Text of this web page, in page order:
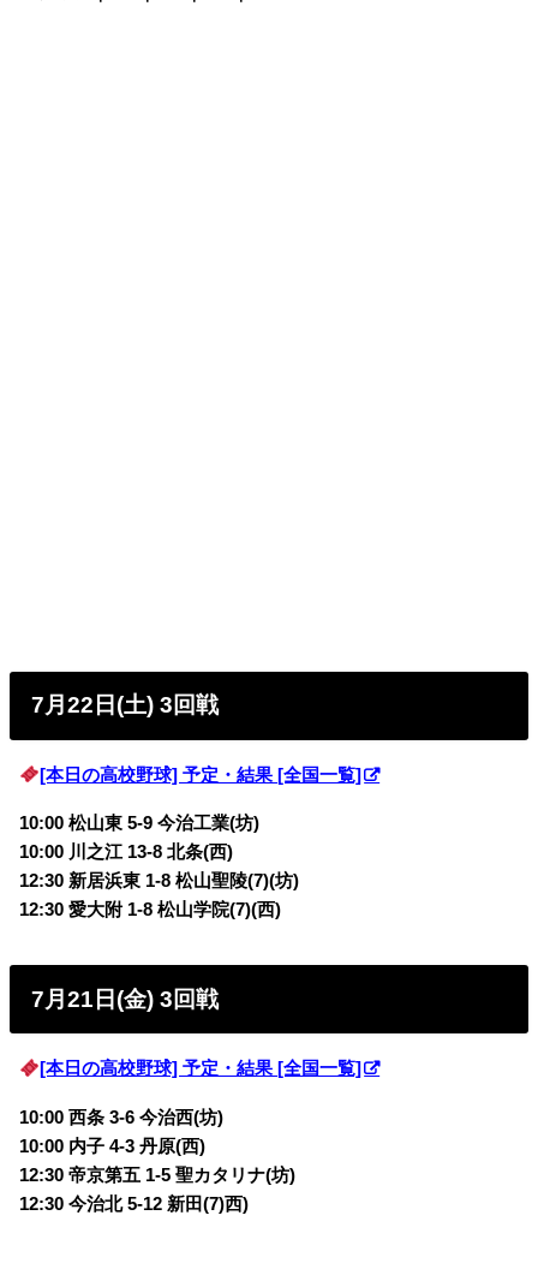
7月22日(土) 3回戦
[本日の高校野球] 予定・結果 [全国一覧]
10:00 松山東 5-9 今治工業(坊)
10:00 川之江 13-8 北条(西)
12:30 新居浜東 1-8 松山聖陵(7)(坊)
12:30 愛大附 1-8 松山学院(7)(西)
7月21日(金) 3回戦
[本日の高校野球] 予定・結果 [全国一覧]
10:00 西条 3-6 今治西(坊)
10:00 内子 4-3 丹原(西)
12:30 帝京第五 1-5 聖カタリナ(坊)
12:30 今治北 5-12 新田(7)西)